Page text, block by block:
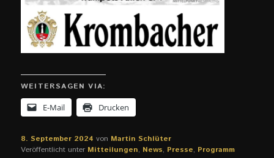
WEITERSAGEN VIA:
E-Mail Drucken
8. September 2024 von Martin Schlüter
Veröffentlicht unter Mitteilungen, News, Presse, Programm